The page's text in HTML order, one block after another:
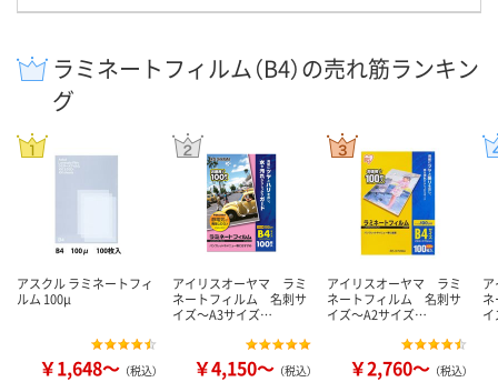
ラミネートフィルム（B4）の売れ筋ランキン
グ
アスクル ラミネートフィ
ルム 100μ
￥1,648～ （税込）
アイリスオーヤマ ラミ
ネートフィルム 名刺サ
イズ～A3サイズ…
￥4,150～ （税込）
アイリスオーヤマ ラミ
ネートフィルム 名刺サ
イズ～A2サイズ…
￥2,760～ （税込）